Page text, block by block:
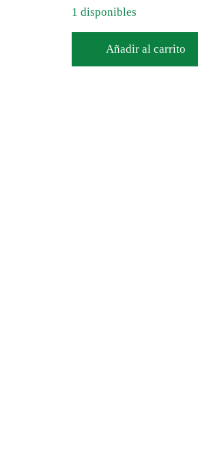
1 disponibles
Añadir al carrito